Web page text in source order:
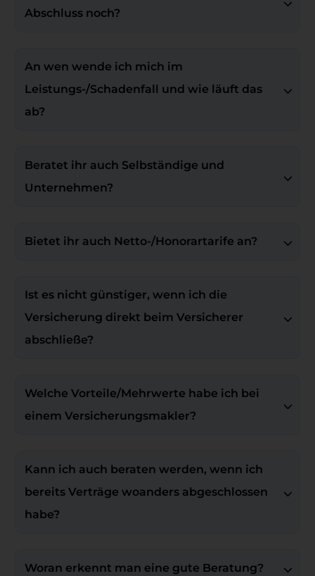
Abschluss noch?
An wen wende ich mich im
Leistungs-/Schadenfall und wie läuft das
ab?
Beratet ihr auch Selbständige und
Unternehmen?
Bietet ihr auch Netto-/Honorartarife an?
Ist es nicht günstiger, wenn ich die
Versicherung direkt beim Versicherer
abschließe?
Welche Vorteile/Mehrwerte habe ich bei
einem Versicherungsmakler?
Kann ich auch beraten werden, wenn ich
bereits Verträge woanders abgeschlossen
habe?
Woran erkennt man eine gute Beratung?